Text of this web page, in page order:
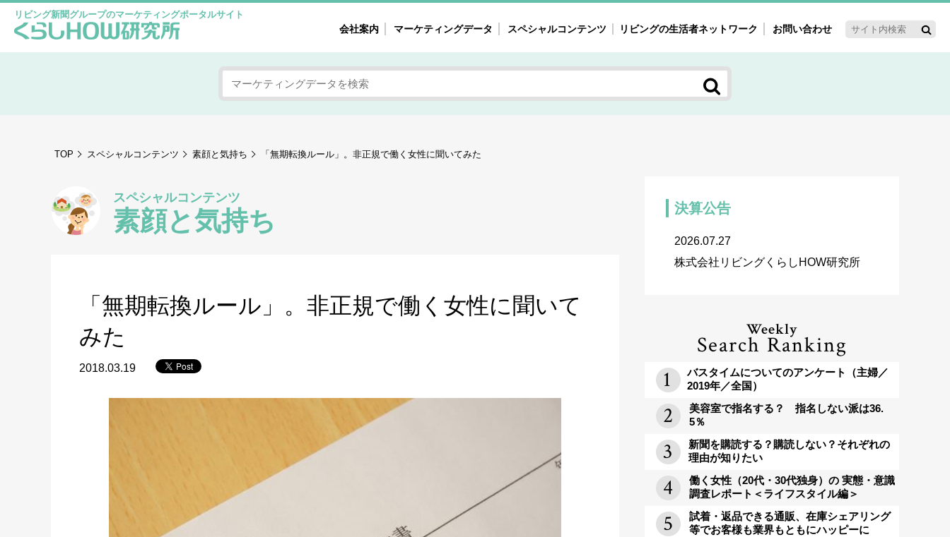
リビング新聞グループのマーケティングポータルサイト
会社案内 マーケティングデータ スペシャルコンテンツ
女性の気持ちと消費がリアルに見える
自主調査レポート
注目ターゲット・重点テーマ
40'ｓ～60'ｓマーケット研究室
リビングの生活者ネットワーク お問い合わせ
TOP スペシャルコンテンツ 素顔と気持ち 「無期転換ルール」。非正規で働く女性に聞いてみた
スペシャルコンテンツ
素顔と気持ち
「無期転換ルール」。非正規で働く女性に聞いて
みた
2018.03.19
決算公告
2026.07.27
株式会社リビングくらしHOW研究所
Weekly
Search Ranking
バスタイムについてのアンケート（主婦／
2019年／全国）
美容室で指名する？ 指名しない派は36.
5％
新聞を購読する？購読しない？それぞれの
理由が知りたい
働く女性（20代・30代独身）の 実態・意識
調査レポート＜ライフスタイル編＞
試着・返品できる通販、在庫シェアリング
等でお客様も業界もともにハッピーに